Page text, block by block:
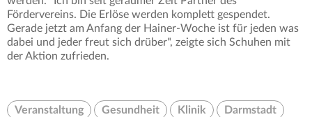
Fördervereins. Die Erlöse werden komplett gespendet.
Gerade jetzt am Anfang der Hainer-Woche ist für jeden was
dabei und jeder freut sich drüber", zeigte sich Schuhen mit
der Aktion zufrieden.
Veranstaltung Gesundheit Klinik Darmstadt